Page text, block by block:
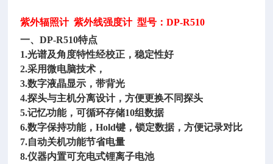
紫外辐照计紫外线强度计 型号：DP-R510
一、DP-R510特点
1.光谱及角度特性经校正，稳定性好
2.采用微电脑技术，
3.数字液晶显示，带背光
4.探头与主机分离设计，方便更换不同探头
5.记忆功能，可循环存储10组数据
6.数字保持功能，Hold键，锁定数据，方便记录对比
7.自动关机功能节省电量
8.仪器内置可充电式锂离子电池